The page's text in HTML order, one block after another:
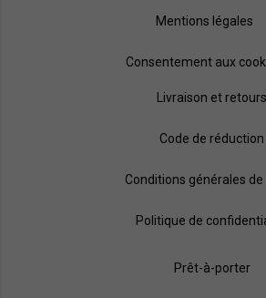
Mentions légales
Consentement aux
Livraison et retours
Code de réduction
Conditions générales
Politique de
Prêt-à-porter